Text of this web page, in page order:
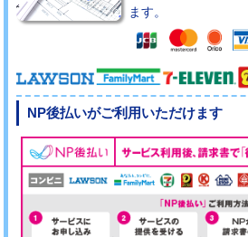
ます。
NP後払いがご利用いただけます